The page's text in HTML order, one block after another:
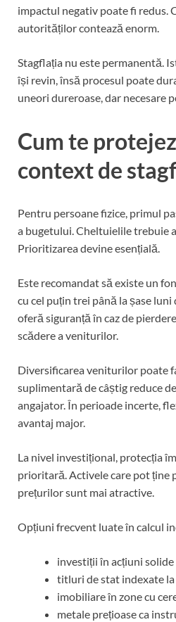
impactul negativ poate fi redus.
autorităților contează enorm.
Stagflația nu este permanentă.
își revin, însă procesul poate
uneori dureroase, dar necesare
Cum te
context de
Pentru persoane fizice, primul
a bugetului. Cheltuielile trebuie
Prioritizarea devine esențială.
Este recomandat să existe un
cu cel puțin trei până la șase
oferă siguranță în caz de
scădere a veniturilor.
Diversificarea veniturilor poate
suplimentară de câștig reduce
angajator. În perioade incerte,
avantaj major.
La nivel investițional, protecția
prioritară. Activele care pot ține
prețurilor sunt mai atractive.
Opțiuni frecvent luate în calcul
investiții în acțiuni
titluri de stat indexate
imobiliare în zone cu
metale prețioase ca